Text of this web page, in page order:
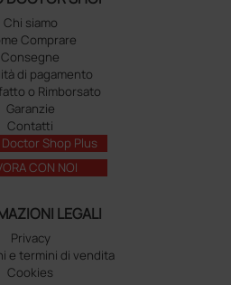
Chi siamo
Comprare
Consegne
di pagamento
o Rimborsato
Garanzie
Contatti
Shop Plus
CON NOI
LEGALI
Privacy
e termini di vendita
Cookies